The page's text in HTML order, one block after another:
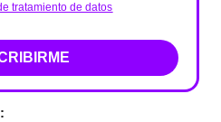
tratamiento de datos